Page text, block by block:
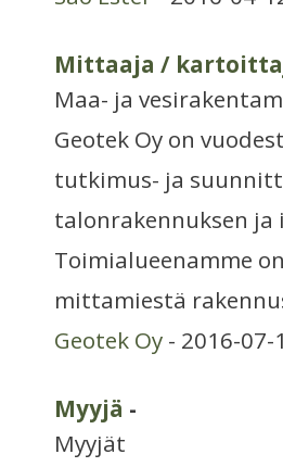
Mittaaja /
Maa- ja
Geotek Oy on
tutkimus- ja
talonrakennuksen
Toimialueenamme
mittamiestä
Geotek Oy - 2016-07-
Myyjä -
Myyjät